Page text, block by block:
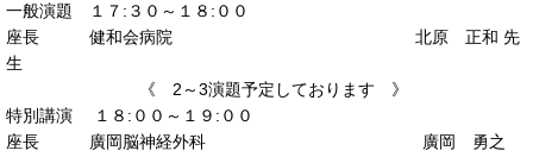
一般演題 １７:３０～１８:００
座長 健和会病院 北原 正和 先
生
《 2～3演題予定しております 》
特別講演 １８:００～１９:００
座長 廣岡脳神経外科 廣岡 勇之